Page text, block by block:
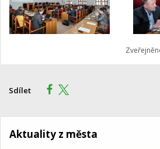
Sdílet
Aktuality z města